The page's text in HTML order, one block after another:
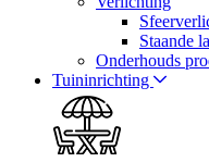
Staande
Onderhouds
Tuininrichting